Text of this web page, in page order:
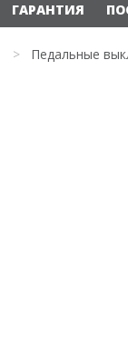
ГАРАНТИЯ
> Педальные